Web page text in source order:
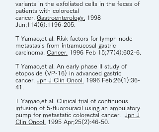
variants in the exfoliated cells in the feces of
patients with colorectal
cancer. Gastroenterology.
1998
Jun;114(6):1196-205
T Yamao,et al. Risk factors for lymph node
metastasis from intramucosal gastric
carcinoma. Cancer. 1996 Feb 15;77(4):602-6.
T Yamao,et al. An early phase II study of
etoposide (VP-16) in advanced gastric
cancer.
Jpn J Clin Oncol.
1996 Feb;26(1):36-
41.
T Yamao,et al. Clinical trial of continuous
infusion of 5-fluorouracil using an ambulatory
pump for metastatic colorectal cancer.
Jpn J
Clin Oncol.
1995 Apr;25(2):46-50.